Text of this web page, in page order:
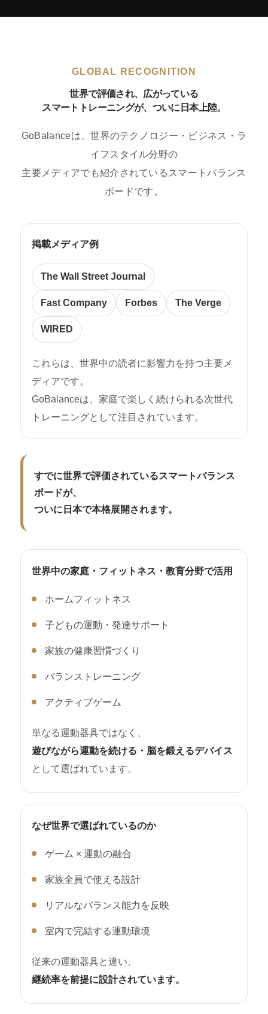
なプログラムをご利用いただけます。より
を少し抜くことで難易度を下げることがで
運動習慣のある方やトレーニング志向のユ
ーザーに適した、より高い負荷のエクササ
イズに対応しています。
特徴
GoBalance Play：
12種類以上のゲームを搭載し、軽量で持ち
運びしやすい設計です。
たカスタマイズが可能です。
より高度なトレーニング機能やエクササイ
ズに対応しており、
本格的なフィットネス用途に適したプログ
ラム構成となっています。
します。
※本商品は海外からの輸入品のため、国内
在庫状況や入荷状況により、発送までに
2〜3週間程度お時間をいただく場合がござ
■ 初期不良の場合
初期不良とは、製品本体のハードウェアに
起因する明確な故障・不具合を指します。
以下の事象は初期不良には該当しません：
・アプリケーションの設定・操作・不具合
・スマートフォン・タブレット・PC等の
端末側の問題
・OS・Bluetooth・通信環境・電波状況に
・端末との相性・設定不足・操作方法の誤
認
・取扱説明書・サポート案内に沿わない使
用
上記理由により使用できない場合は、製品
の不良・不具合とはみなされません。
■ 交換・返品の流れ（必ず事前連絡が必要
です）
① まず弊社サポート窓口へご連絡くださ
い。
② トラブル内容の確認・トラブルシューテ
ィングを行います。
ん。
■ 初期不良時の対応
て対応いたします。
・交換時の送料は当店が負担いたします。
■ 点検結果が正常だった場合
以下の費用をご請求させていただきます。
・検品手数料 3,300円（税込）
本製品は衛生・品質管理の観点から、
しておりません。
（例：イメージ違い・注文間違い・使用
感・効果の個人差・端末との相性等）
■ 交換対象外
以下の場合は交換対応できません。
・開封した製品
・到着から7日以上経過
障
・外装・パッケージの軽微な傷や汚れ
本ポリシーは予告なく変更される場合があ
ります。ご購入時点の内容が適用されま
す。
本ポリシーに同意の上でご購入ください。
GLOBAL RECOGNITION
世界で評価され、広がっている
スマートトレーニングが、ついに日本上陸。
GoBalanceは、世界のテクノロジー・ビジネス・ラ
イフスタイル分野の
主要メディアでも紹介されているスマートバランス
ボードです。
掲載メディア例
The Wall Street Journal
Fast Company Forbes The Verge
WIRED
これらは、世界中の読者に影響力を持つ主要メ
ディアです。
GoBalanceは、家庭で楽しく続けられる次世代
トレーニングとして注目されています。
すでに世界で評価されているスマートバランス
ボードが、
ついに日本で本格展開されます。
世界中の家庭・フィットネス・教育分野で活用
ホームフィットネス
子どもの運動・発達サポート
家族の健康習慣づくり
バランストレーニング
アクティブゲーム
単なる運動器具ではなく、
遊びながら運動を続ける・脳を鍛えるデバイス
として選ばれています。
なぜ世界で選ばれているのか
ゲーム × 運動の融合
家族全員で使える設計
リアルなバランス能力を反映
室内で完結する運動環境
従来の運動器具と違い、
継続率を前提に設計されています。